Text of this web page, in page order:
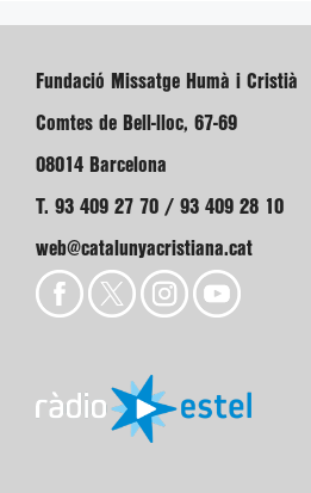
Fundació Missatge Humà i Cristià
Comtes de Bell-lloc, 67-69
08014 Barcelona
T. 93 409 27 70 / 93 409 28 10
web@catalunyacristiana.cat